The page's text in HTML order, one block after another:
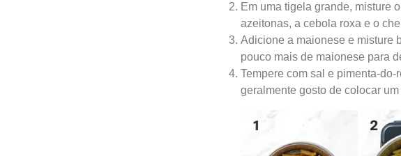
Em uma tigela grande, misture
azeitonas, a cebola roxa e o
Adicione a maionese e misture
pouco mais de maionese para
Tempere com sal e pimenta-
geralmente gosto de colocar